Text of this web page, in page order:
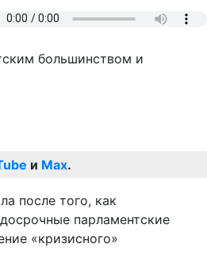
большинством и
и Max.
после того, как
парламентские
«кризисного»